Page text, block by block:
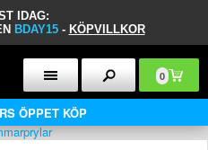
IDAG:
BDAY15 - KÖPVILLKOR
0
ÖPPET KÖP